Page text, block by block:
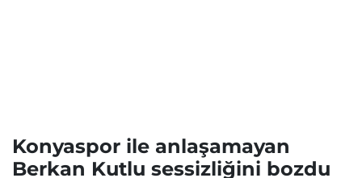
Konyaspor ile anlaşamayan
Berkan Kutlu sessizliğini bozdu